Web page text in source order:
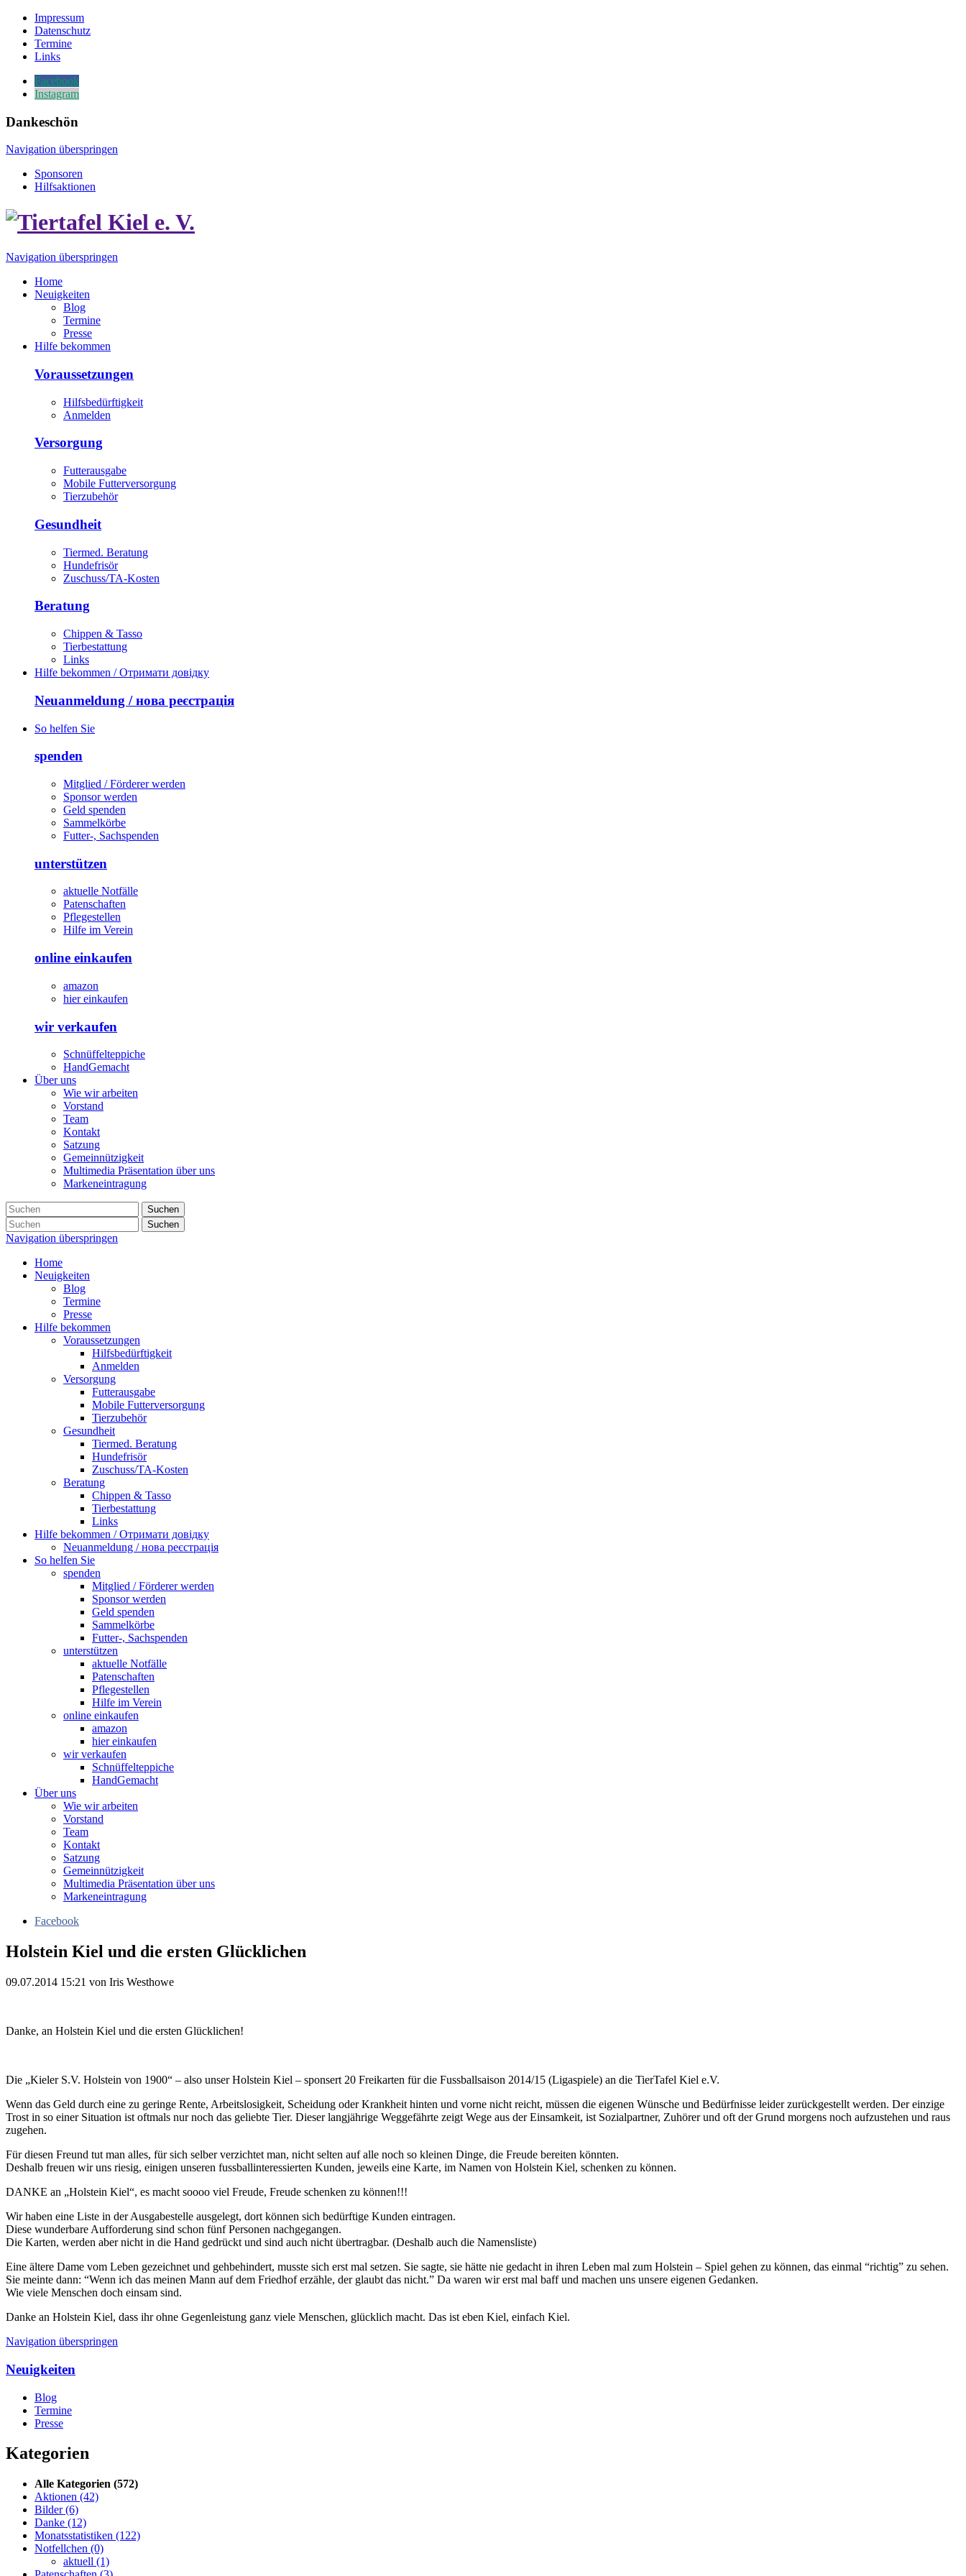
Impressum
Datenschutz
Termine
Links
Facebook
Instagram
Dankeschön
Navigation überspringen
Sponsoren
Hilfsaktionen
Navigation überspringen
Home
Neuigkeiten
Blog
Termine
Presse
Hilfe bekommen
Voraussetzungen
Hilfsbedürftigkeit
Anmelden
Versorgung
Futterausgabe
Mobile Futterversorgung
Tierzubehör
Gesundheit
Tiermed. Beratung
Hundefrisör
Zuschuss/TA-Kosten
Beratung
Chippen & Tasso
Tierbestattung
Links
Hilfe bekommen / Отримати довідку
Neuanmeldung / нова реєстрація
So helfen Sie
spenden
Mitglied / Förderer werden
Sponsor werden
Geld spenden
Sammelkörbe
Futter-, Sachspenden
unterstützen
aktuelle Notfälle
Patenschaften
Pflegestellen
Hilfe im Verein
online einkaufen
amazon
hier einkaufen
wir verkaufen
Schnüffelteppiche
HandGemacht
Über uns
Wie wir arbeiten
Vorstand
Team
Kontakt
Satzung
Gemeinnützigkeit
Multimedia Präsentation über uns
Markeneintragung
Suchen
Suchen
Navigation überspringen
Home
Neuigkeiten
Blog
Termine
Presse
Hilfe bekommen
Voraussetzungen
Hilfsbedürftigkeit
Anmelden
Versorgung
Futterausgabe
Mobile Futterversorgung
Tierzubehör
Gesundheit
Tiermed. Beratung
Hundefrisör
Zuschuss/TA-Kosten
Beratung
Chippen & Tasso
Tierbestattung
Links
Hilfe bekommen / Отримати довідку
Neuanmeldung / нова реєстрація
So helfen Sie
spenden
Mitglied / Förderer werden
Sponsor werden
Geld spenden
Sammelkörbe
Futter-, Sachspenden
unterstützen
aktuelle Notfälle
Patenschaften
Pflegestellen
Hilfe im Verein
online einkaufen
amazon
hier einkaufen
wir verkaufen
Schnüffelteppiche
HandGemacht
Über uns
Wie wir arbeiten
Vorstand
Team
Kontakt
Satzung
Gemeinnützigkeit
Multimedia Präsentation über uns
Markeneintragung
Facebook
Holstein Kiel und die ersten Glücklichen
09.07.2014 15:21 von Iris Westhowe
Danke, an Holstein Kiel und die ersten Glücklichen!
Die „Kieler S.V. Holstein von 1900“ – also unser Holstein Kiel – sponsert 20 Freikarten für die Fussballsaison 2014/15 (Ligaspiele) an die TierTafel Kiel e.V.
Wenn das Geld durch eine zu geringe Rente, Arbeitslosigkeit, Scheidung oder Krankheit hinten und vorne nicht reicht, müssen die eigenen Wünsche und Bedürfnisse leider zurückgestellt werden. Der einzige
Trost in so einer Situation ist oftmals nur noch das geliebte Tier. Dieser langjährige Weggefährte zeigt Wege aus der Einsamkeit, ist Sozialpartner, Zuhörer und oft der Grund morgens noch aufzustehen und raus
zugehen.
Für diesen Freund tut man alles, für sich selber verzichtet man, nicht selten auf alle noch so kleinen Dinge, die Freude bereiten könnten.
Deshalb freuen wir uns riesig, einigen unseren fussballinteressierten Kunden, jeweils eine Karte, im Namen von Holstein Kiel, schenken zu können.
DANKE an „Holstein Kiel“, es macht soooo viel Freude, Freude schenken zu können!!!
Wir haben eine Liste in der Ausgabestelle ausgelegt, dort können sich bedürftige Kunden eintragen.
Diese wunderbare Aufforderung sind schon fünf Personen nachgegangen.
Die Karten, werden aber nicht in die Hand gedrückt und sind auch nicht übertragbar. (Deshalb auch die Namensliste)
Eine ältere Dame vom Leben gezeichnet und gehbehindert, musste sich erst mal setzen. Sie sagte, sie hätte nie gedacht in ihren Leben mal zum Holstein – Spiel gehen zu können, das einmal “richtig” zu sehen.
Sie meinte dann: “Wenn ich das meinen Mann auf dem Friedhof erzähle, der glaubt das nicht.” Da waren wir erst mal baff und machen uns unsere eigenen Gedanken.
Wie viele Menschen doch einsam sind.
Danke an Holstein Kiel, dass ihr ohne Gegenleistung ganz viele Menschen, glücklich macht. Das ist eben Kiel, einfach Kiel.
Navigation überspringen
Neuigkeiten
Blog
Termine
Presse
Kategorien
Alle Kategorien (572)
Aktionen (42)
Bilder (6)
Danke (12)
Monatsstatistiken (122)
Notfellchen (0)
aktuell (1)